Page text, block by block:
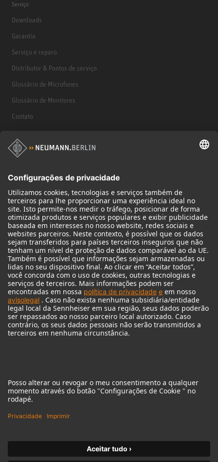
Serviço
Downloads
Garantia
Serviço e reparo
Distributor & Pontos de serviço
Glossário de Microfones
Glossário de Monitores
Contato
Produtos
Microfones
Acessórios de microfone
Monitores
Acessórios de monitores
Fones de ouvido
Microfones históricos
Audio Interface
Imprint
Privacy policy
Terms of Use